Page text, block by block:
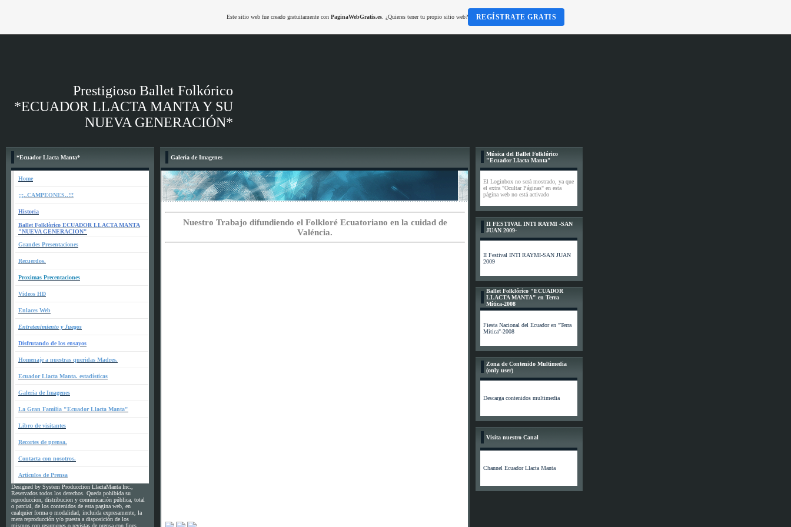
Prestigioso Ballet Folkórico
*ECUADOR LLACTA MANTA Y SU
NUEVA GENERACIÓN*
*Ecuador Llacta Manta*
Home
¡¡¡..CAMPEONES..!!!
Historia
Ballet Folklòrico ECUADOR LLACTA MANTA
"NUEVA GENERACION"
Grandes Presentaciones
Recuerdos.
Proximas Precentaciones
Videos HD
Enlaces Web
Entretenimiento y Juegos
Disfrutando de los ensayos
Homenaje a nuestras queridas Madres.
Ecuador Llacta Manta. estadísticas
Galería de Imagenes
La Gran Familia "Ecuador Llacta Manta"
Libro de visitantes
Recortes de prensa.
Contacta con nosotros.
Articulos de Prensa
Designed by System Producction LlactaManta Inc.,
Reservados todos los derechos. Queda pohibida su
reproduccion, distribucion y comunicación pública, total
o parcial, de los contenidos de esta pagina web, en
cualquier forma o modalidad, incluida expresamente, la
mera reproducción y/o puesta a disposición de los
mismos con resumenes o revistas de prensa con fines
Galería de Imagenes
Nuestro Trabajo difundiendo el Folkloré Ecuatoriano en la cuidad de
Valéncia.
Música del Ballet Folklórico
"Ecuador Llacta Manta"
El Loginbox no será mostrado, ya que
el extra "Ocultar Páginas" en esta
página web no está activado
II FESTIVAL INTI RAYMI -SAN
JUAN 2009-
II Festival INTI RAYMI-SAN JUAN
2009
Ballet Folklórico "ECUADOR
LLACTA MANTA" en Terra
Mítica-2008
Fiesta Nacional del Ecuador en "Terra
Mitica"-2008
Zona de Contenido Multimedia
(only user)
Descarga contenidos multimedia
Visita nuestro Canal
Channel Ecuador Llacta Manta
Este sitio web fue creado gratuitamente con PaginaWebGratis.es. ¿Quieres tener tu propio sitio web? REGÍSTRATE GRATIS